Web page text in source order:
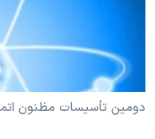
حقوق شهروندی
اقتصادی
علم و فناوری
انتخابات ریاست جمهوری
حمله جمهوری اسلامی به
رمز مهسا
دومين تأسيسات مظنون